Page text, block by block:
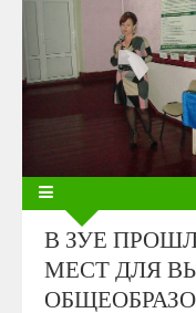
В ЗУЕ
МЕСТ ДЛЯ